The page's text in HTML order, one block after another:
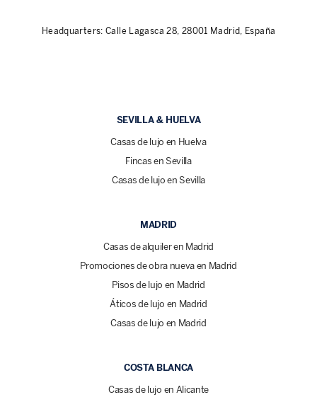
Headquarters: Calle Lagasca 28, 28001 Madrid, España
SEVILLA & HUELVA
Casas de lujo en Huelva
Fincas en Sevilla
Casas de lujo en Sevilla
MADRID
Casas de alquiler en Madrid
Promociones de obra nueva en Madrid
Pisos de lujo en Madrid
Áticos de lujo en Madrid
Casas de lujo en Madrid
COSTA BLANCA
Casas de lujo en Alicante